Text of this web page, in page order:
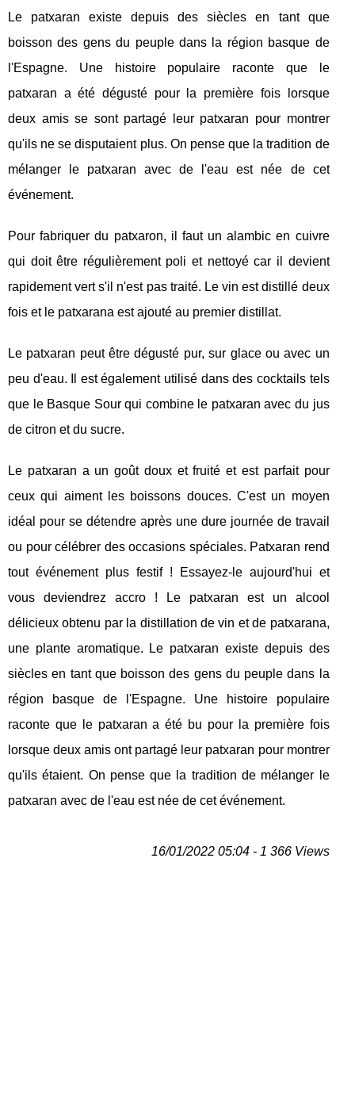
Le patxaran existe depuis des siècles en tant que
boisson des gens du peuple dans la région basque de
l'Espagne. Une histoire populaire raconte que le
patxaran a été dégusté pour la première fois lorsque
deux amis se sont partagé leur patxaran pour montrer
qu'ils ne se disputaient plus. On pense que la tradition de
mélanger le patxaran avec de l'eau est née de cet
événement.
Pour fabriquer du patxaron, il faut un alambic en cuivre
qui doit être régulièrement poli et nettoyé car il devient
rapidement vert s'il n'est pas traité. Le vin est distillé deux
fois et le patxarana est ajouté au premier distillat.
Le patxaran peut être dégusté pur, sur glace ou avec un
peu d'eau. Il est également utilisé dans des cocktails tels
que le Basque Sour qui combine le patxaran avec du jus
de citron et du sucre.
Le patxaran a un goût doux et fruité et est parfait pour
ceux qui aiment les boissons douces. C'est un moyen
idéal pour se détendre après une dure journée de travail
ou pour célébrer des occasions spéciales. Patxaran rend
tout événement plus festif ! Essayez-le aujourd'hui et
vous deviendrez accro ! Le patxaran est un alcool
délicieux obtenu par la distillation de vin et de patxarana,
une plante aromatique. Le patxaran existe depuis des
siècles en tant que boisson des gens du peuple dans la
région basque de l'Espagne. Une histoire populaire
raconte que le patxaran a été bu pour la première fois
lorsque deux amis ont partagé leur patxaran pour montrer
qu'ils étaient. On pense que la tradition de mélanger le
patxaran avec de l'eau est née de cet événement.
16/01/2022 05:04 - 1 366 Views